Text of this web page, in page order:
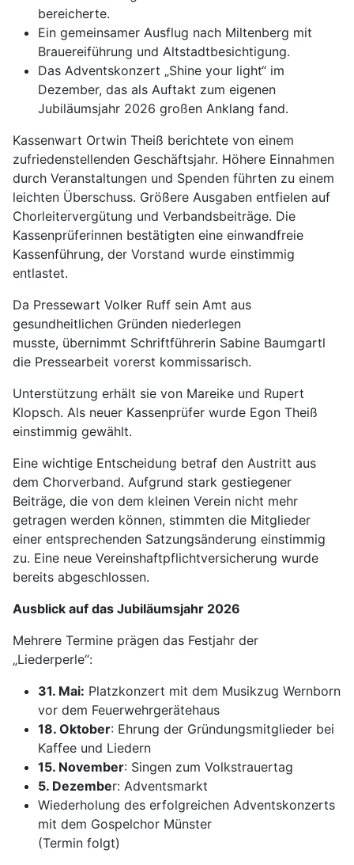
bereicherte.
Ein gemeinsamer Ausflug nach Miltenberg mit
Brauereiführung und Altstadtbesichtigung.
Das Adventskonzert „Shine your light“ im
Dezember, das als Auftakt zum eigenen
Jubiläumsjahr 2026 großen Anklang fand.
Kassenwart Ortwin Theiß berichtete von einem
zufriedenstellenden Geschäftsjahr. Höhere Einnahmen
durch Veranstaltungen und Spenden führten zu einem
leichten Überschuss. Größere Ausgaben entfielen auf
Chorleitervergütung und Verbandsbeiträge. Die
Kassenprüferinnen bestätigten eine einwandfreie
Kassenführung, der Vorstand wurde einstimmig
entlastet.
Da Pressewart Volker Ruff sein Amt aus
gesundheitlichen Gründen niederlegen
musste, übernimmt Schriftführerin Sabine Baumgartl
die Pressearbeit vorerst kommissarisch.
Unterstützung erhält sie von Mareike und Rupert
Klopsch. Als neuer Kassenprüfer wurde Egon Theiß
einstimmig gewählt.
Eine wichtige Entscheidung betraf den Austritt aus
dem Chorverband. Aufgrund stark gestiegener
Beiträge, die von dem kleinen Verein nicht mehr
getragen werden können, stimmten die Mitglieder
einer entsprechenden Satzungsänderung einstimmig
zu. Eine neue Vereinshaftpflichtversicherung wurde
bereits abgeschlossen.
Ausblick auf das Jubiläumsjahr 2026
Mehrere Termine prägen das Festjahr der
„Liederperle“:
31. Mai: Platzkonzert mit dem Musikzug Wernborn
vor dem Feuerwehrgerätehaus
18. Oktober: Ehrung der Gründungsmitglieder bei
Kaffee und Liedern
15. November: Singen zum Volkstrauertag
5. Dezember: Adventsmarkt
Wiederholung des erfolgreichen Adventskonzerts
mit dem Gospelchor Münster
(Termin folgt)